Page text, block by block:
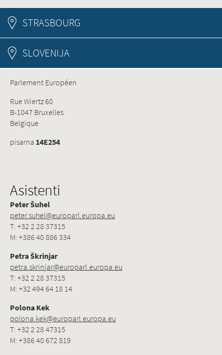
STRASBOURG
SLOVENIJA
Parlement Européen
Rue Wiertz 60
B-1047 Bruxelles
Belgique
pisarna 14E254
Asistenti
Peter Šuhel
peter.suhel@europarl.europa.eu
T: +32 2 28 37315
M: +386 40 886 334
Petra Škrinjar
petra.skrinjar@europarl.europa.eu
T: +32 2 28 37315
M: +32 494 64 18 14
Polona Kek
polona.kek@europarl.europa.eu
T: +32 2 28 47315
M: +386 40 672 819